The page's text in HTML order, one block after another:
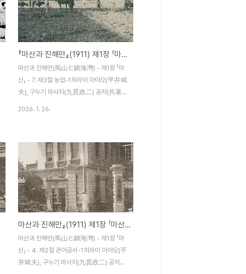
장차 유망한 사업의 하나로 들 수가 있을 것
이다. 현재 이 지방에서 전문적으로 목축업에
종사하는 내지인은 없으나 조선인이 전래적
으로 사육하는 것을 보니 그 성과는 아주 양
호한 편이며 소값도 해마다 올라가는 추세에
있다. 목축의 대상은 소, 돼지, 양에 한정되는
감이 있다. 그중에서 산우(産牛)는 농경용에
적절..
『마산과 진해만』(1911) 제1장 「마산」 - 7. 제3절 농업-1
마산과 진해만(馬山と鎭海灣) - 제1장 「마
산」 - 7. 제3절 농업-1히라이 아야오(平井斌
夫), 구누기 마사지(九貫政二) 공저(共著) /
하등의 볼 만한 것은 없건만, 부근 지방은 최
량의 농업지이므로 이 부(府)의 성쇠에 중대
한 관계가 있기에 일단 개설을 시도할 수밖에
없다. 무릇 조선 남부지방은 땅이 비옥하며
기후가 온화하고 농산물 경작에 적절해 그 산
출액도 많아 반도 중에서 으뜸이 된다. 그중
에서도 이 지방 일대에서 산출되는 쌀은 창원
미(昌原米)로 칭하는데 내지미(內地米)와
필적할 만큼 양질의 것이다. 근래 내지의 좋
은 종..
2026. 1. 26.
마산과 진해만』(1911) 제1장 「마산」 - 4. 제2절 관아공서-1
마산과 진해만(馬山と鎭海灣) - 제1장 「마
산」 - 4. 제2절 관아공서-1히라이 아야오(平
井斌夫), 구누기 마사지(九貫政二) 공저